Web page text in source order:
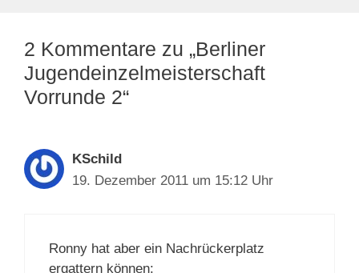
2 Kommentare zu „Berliner
Jugendeinzelmeisterschaft
Vorrunde 2“
KSchild
19. Dezember 2011 um 15:12 Uhr
Ronny hat aber ein Nachrückerplatz
ergattern können: